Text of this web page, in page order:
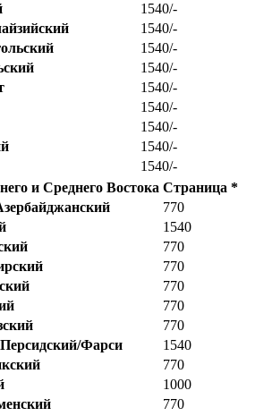
1540/-
1540/-
1540/-
1540/-
1540/-
1540/-
1540/-
1540/-
1540/-
и Среднего Востока Страница *
770
1540
770
770
770
770
770
Персидский/Фарси
1540
770
1000
770